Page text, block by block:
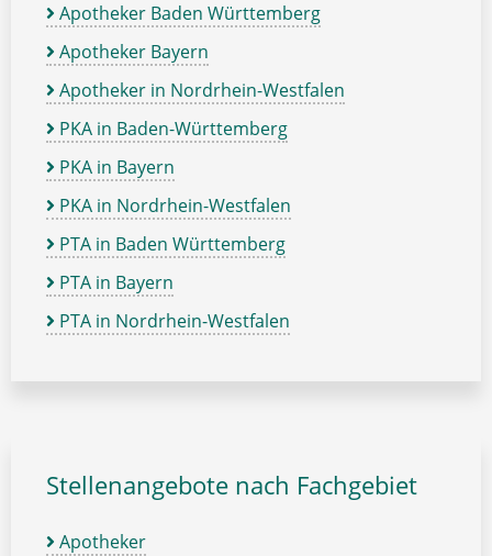
Apotheker Baden Württemberg
Apotheker Bayern
Apotheker in Nordrhein-Westfalen
PKA in Baden-Württemberg
PKA in Bayern
PKA in Nordrhein-Westfalen
PTA in Baden Württemberg
PTA in Bayern
PTA in Nordrhein-Westfalen
Stellenangebote nach Fachgebiet
Apotheker